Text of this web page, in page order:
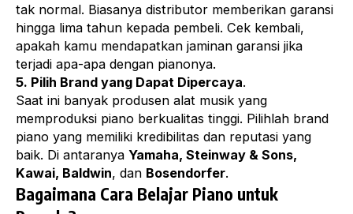
tak normal. Biasanya distributor memberikan garansi
hingga lima tahun kepada pembeli. Cek kembali,
apakah kamu mendapatkan jaminan garansi jika
terjadi apa-apa dengan pianonya.
5. Pilih Brand yang Dapat Dipercaya.
Saat ini banyak produsen alat musik yang
memproduksi piano berkualitas tinggi. Pilihlah brand
piano yang memiliki kredibilitas dan reputasi yang
baik. Di antaranya Yamaha, Steinway & Sons,
Kawai, Baldwin, dan Bosendorfer.
Bagaimana Cara Belajar Piano untuk